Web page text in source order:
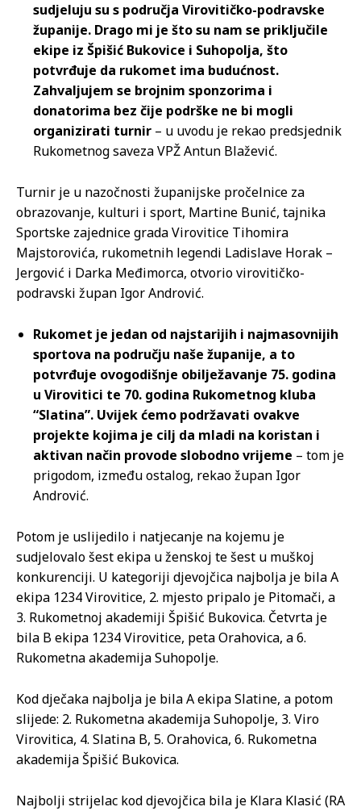
sudjeluju su s područja Virovitičko-podravske
županije. Drago mi je što su nam se priključile
ekipe iz Špišić Bukovice i Suhopolja, što
potvrđuje da rukomet ima budućnost.
Zahvaljujem se brojnim sponzorima i
donatorima bez čije podrške ne bi mogli
organizirati turnir – u uvodu je rekao predsjednik
Rukometnog saveza VPŽ Antun Blažević.
Turnir je u nazočnosti županijske pročelnice za
obrazovanje, kulturi i sport, Martine Bunić, tajnika
Sportske zajednice grada Virovitice Tihomira
Majstorovića, rukometnih legendi Ladislave Horak –
Jergović i Darka Međimorca, otvorio virovitičko-
podravski župan Igor Andrović.
Rukomet je jedan od najstarijih i najmasovnijih
sportova na području naše županije, a to
potvrđuje ovogodišnje obilježavanje 75. godina
u Virovitici te 70. godina Rukometnog kluba
“Slatina”. Uvijek ćemo podržavati ovakve
projekte kojima je cilj da mladi na koristan i
aktivan način provode slobodno vrijeme – tom je
prigodom, između ostalog, rekao župan Igor
Andrović.
Potom je uslijedilo i natjecanje na kojemu je
sudjelovalo šest ekipa u ženskoj te šest u muškoj
konkurenciji. U kategoriji djevojčica najbolja je bila A
ekipa 1234 Virovitice, 2. mjesto pripalo je Pitomači, a
3. Rukometnoj akademiji Špišić Bukovica. Četvrta je
bila B ekipa 1234 Virovitice, peta Orahovica, a 6.
Rukometna akademija Suhopolje.
Kod dječaka najbolja je bila A ekipa Slatine, a potom
slijede: 2. Rukometna akademija Suhopolje, 3. Viro
Virovitica, 4. Slatina B, 5. Orahovica, 6. Rukometna
akademija Špišić Bukovica.
Najbolji strijelac kod djevojčica bila je Klara Klasić (RA